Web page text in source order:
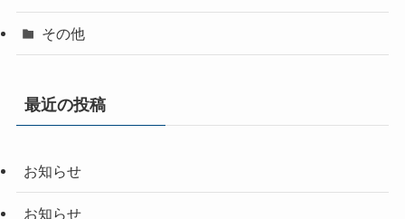
その他
最近の投稿
お知らせ
お知らせ